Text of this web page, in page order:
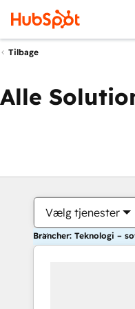
Tilbage
Alle
Vælg tjenester
Brancher: Teknologi –